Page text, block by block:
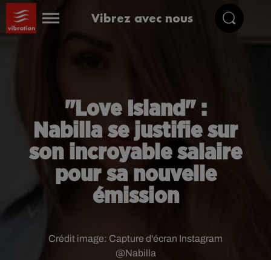
Vibrez avec nous
"Love Island" :
Nabilla se justifie sur
son incroyable salaire
pour sa nouvelle
émission
Crédit image: Capture d'écran Instagram
@Nabilla